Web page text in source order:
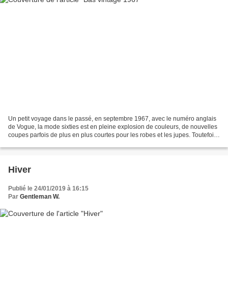
Un petit voyage dans le passé, en septembre 1967, avec le numéro anglais
de Vogue, la mode sixties est en pleine explosion de couleurs, de nouvelles
coupes parfois de plus en plus courtes pour les robes et les jupes. Toutefois
Hiver
Publié le 24/01/2019 à 16:15
Par Gentleman W.